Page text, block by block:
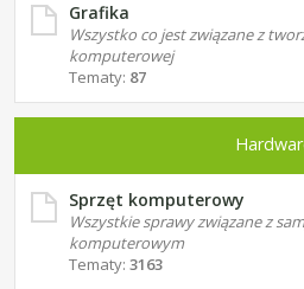
Grafika
Wszystko co jest związane z
komputerowej
Tematy: 87
Sprzęt komputerowy
Wszystkie sprawy związane z
komputerowym
Tematy: 3163